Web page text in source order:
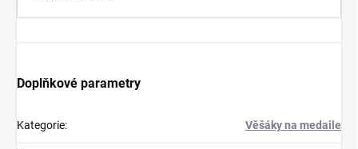
Doplňkové parametry
Kategorie: Věšáky na medaile